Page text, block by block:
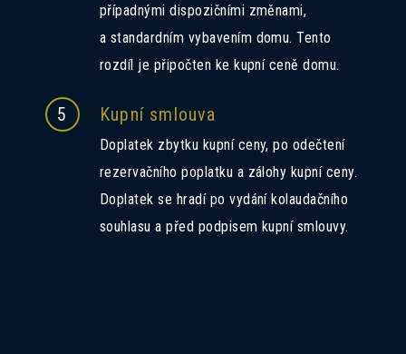
případnými dispozičními změnami,
a standardním vybavením domu. Tento
rozdíl je připočten ke kupní ceně domu.
5 Kupní smlouva
Doplatek zbytku kupní ceny, po odečtení
rezervačního poplatku a zálohy kupní ceny.
Doplatek se hradí po vydání kolaudačního
souhlasu a před podpisem kupní smlouvy.